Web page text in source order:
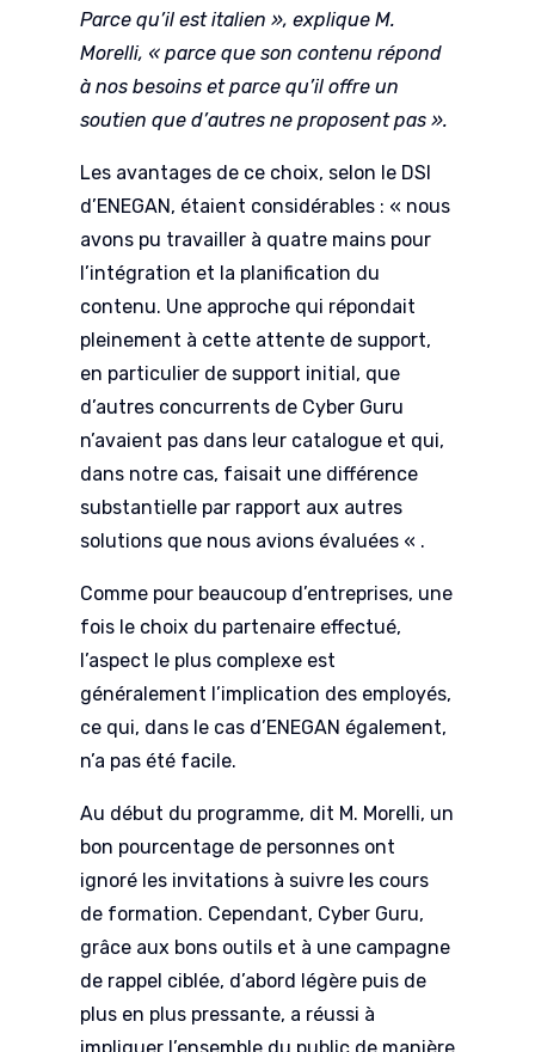
Parce qu’il est italien », explique M.
Morelli, « parce que son contenu répond
à nos besoins et parce qu’il offre un
soutien que d’autres ne proposent pas ».
Les avantages de ce choix, selon le DSI
d’ENEGAN, étaient considérables : « nous
avons pu travailler à quatre mains pour
l’intégration et la planification du
contenu. Une approche qui répondait
pleinement à cette attente de support,
en particulier de support initial, que
d’autres concurrents de Cyber Guru
n’avaient pas dans leur catalogue et qui,
dans notre cas, faisait une différence
substantielle par rapport aux autres
solutions que nous avions évaluées « .
Comme pour beaucoup d’entreprises, une
fois le choix du partenaire effectué,
l’aspect le plus complexe est
généralement l’implication des employés,
ce qui, dans le cas d’ENEGAN également,
n’a pas été facile.
Au début du programme, dit M. Morelli, un
bon pourcentage de personnes ont
ignoré les invitations à suivre les cours
de formation. Cependant, Cyber Guru,
grâce aux bons outils et à une campagne
de rappel ciblée, d’abord légère puis de
plus en plus pressante, a réussi à